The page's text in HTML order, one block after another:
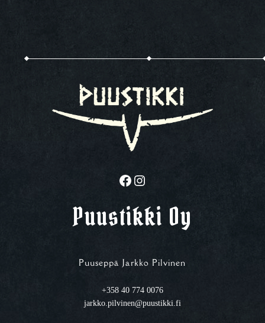
Facebook Instagram
Puustikki Oy
Puuseppä Jarkko Pilvinen
+358 40 774 0076
jarkko.pilvinen@puustikki.fi